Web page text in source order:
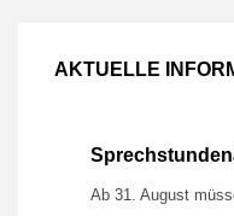
AKTUELLE
Ab 31. August